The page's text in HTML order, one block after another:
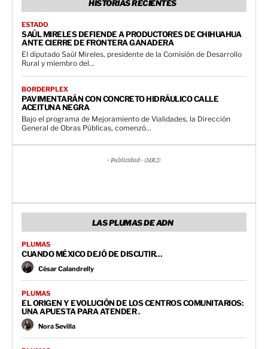
HISTORIAS RECIENTES
ESTADO
SAÚL MIRELES DEFIENDE A PRODUCTORES DE CHIHUAHUA
ANTE CIERRE DE FRONTERA GANADERA
El diputado Saúl Mireles, presidente de la Comisión de Desarrollo
Rural y miembro del...
BORDERPLEX
PAVIMENTARÁN CON CONCRETO HIDRÁULICO CALLE
ACEITUNA NEGRA
Bajo el programa de Mejoramiento de Vialidades, la Dirección
General de Obras Públicas, comenzó...
- Publicidad - (MR2)
LAS PLUMAS DE ADN
PLUMAS
CUANDO MÉXICO DEJÓ DE DISCUTIR…
César Calandrelly
PLUMAS
EL ORIGEN Y EVOLUCIÓN DE LOS CENTROS COMUNITARIOS:
UNA APUESTA PARA ATENDER .
Nora Sevilla